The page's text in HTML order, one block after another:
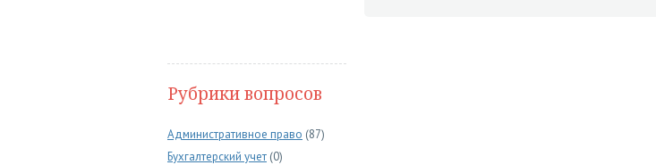
Рубрики вопросов
Административное право (87)
Бухгалтерский учет (0)